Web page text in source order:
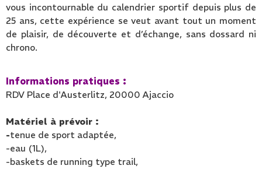
vous incontournable du calendrier sportif depuis plus de
25 ans, cette expérience se veut avant tout un moment
de plaisir, de découverte et d’échange, sans dossard ni
chrono.
Informations pratiques :
RDV Place d'Austerlitz, 20000 Ajaccio
Matériel à prévoir :
-tenue de sport adaptée,
-eau (1L),
-baskets de running type trail,